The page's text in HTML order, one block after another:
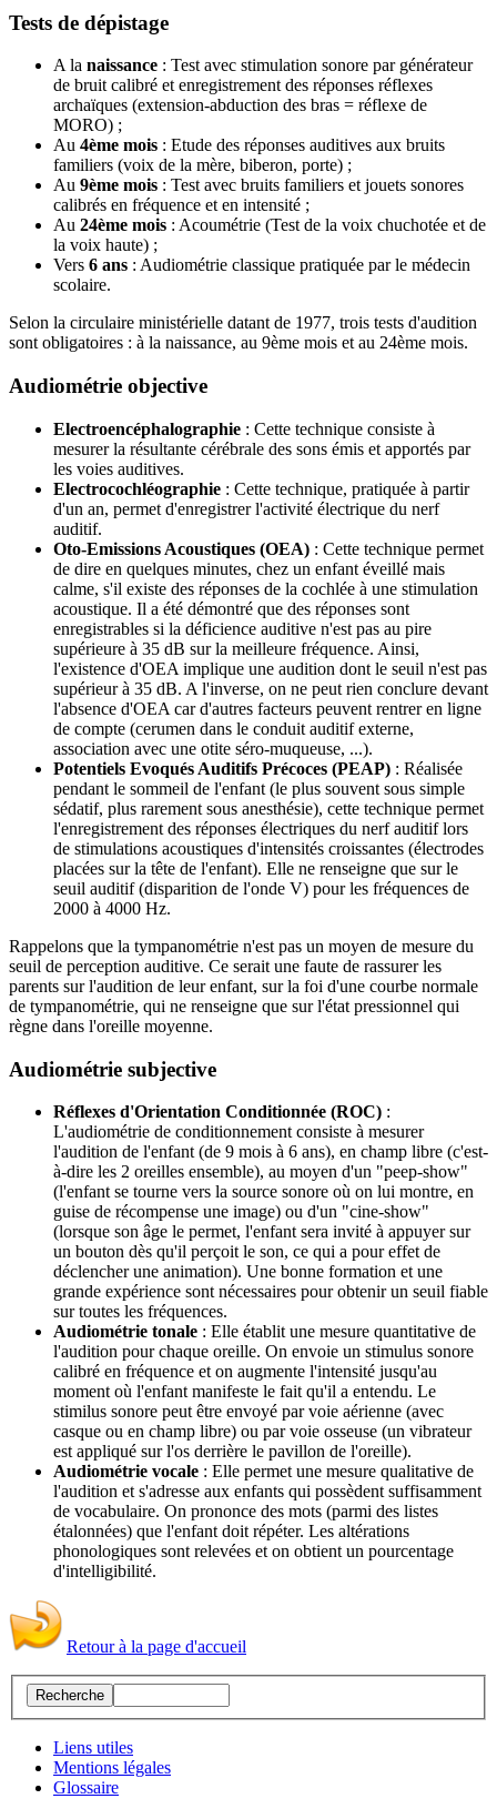
Tests de dépistage
A la naissance : Test avec stimulation sonore par générateur
de bruit calibré et enregistrement des réponses réflexes
archaïques (extension-abduction des bras = réflexe de
MORO) ;
Au 4ème mois : Etude des réponses auditives aux bruits
familiers (voix de la mère, biberon, porte) ;
Au 9ème mois : Test avec bruits familiers et jouets sonores
calibrés en fréquence et en intensité ;
Au 24ème mois : Acoumétrie (Test de la voix chuchotée et de
la voix haute) ;
Vers 6 ans : Audiométrie classique pratiquée par le médecin
scolaire.
Selon la circulaire ministérielle datant de 1977, trois tests d'audition
sont obligatoires : à la naissance, au 9ème mois et au 24ème mois.
Audiométrie objective
Electroencéphalographie : Cette technique consiste à
mesurer la résultante cérébrale des sons émis et apportés par
les voies auditives.
Electrocochléographie : Cette technique, pratiquée à partir
d'un an, permet d'enregistrer l'activité électrique du nerf
auditif.
Oto-Emissions Acoustiques (OEA) : Cette technique permet
de dire en quelques minutes, chez un enfant éveillé mais
calme, s'il existe des réponses de la cochlée à une stimulation
acoustique. Il a été démontré que des réponses sont
enregistrables si la déficience auditive n'est pas au pire
supérieure à 35 dB sur la meilleure fréquence. Ainsi,
l'existence d'OEA implique une audition dont le seuil n'est pas
supérieur à 35 dB. A l'inverse, on ne peut rien conclure devant
l'absence d'OEA car d'autres facteurs peuvent rentrer en ligne
de compte (cerumen dans le conduit auditif externe,
association avec une otite séro-muqueuse, ...).
Potentiels Evoqués Auditifs Précoces (PEAP) : Réalisée
pendant le sommeil de l'enfant (le plus souvent sous simple
sédatif, plus rarement sous anesthésie), cette technique permet
l'enregistrement des réponses électriques du nerf auditif lors
de stimulations acoustiques d'intensités croissantes (électrodes
placées sur la tête de l'enfant). Elle ne renseigne que sur le
seuil auditif (disparition de l'onde V) pour les fréquences de
2000 à 4000 Hz.
Rappelons que la tympanométrie n'est pas un moyen de mesure du
seuil de perception auditive. Ce serait une faute de rassurer les
parents sur l'audition de leur enfant, sur la foi d'une courbe normale
de tympanométrie, qui ne renseigne que sur l'état pressionnel qui
règne dans l'oreille moyenne.
Audiométrie subjective
Réflexes d'Orientation Conditionnée (ROC) :
L'audiométrie de conditionnement consiste à mesurer
l'audition de l'enfant (de 9 mois à 6 ans), en champ libre (c'est-
à-dire les 2 oreilles ensemble), au moyen d'un "peep-show"
(l'enfant se tourne vers la source sonore où on lui montre, en
guise de récompense une image) ou d'un "cine-show"
(lorsque son âge le permet, l'enfant sera invité à appuyer sur
un bouton dès qu'il perçoit le son, ce qui a pour effet de
déclencher une animation). Une bonne formation et une
grande expérience sont nécessaires pour obtenir un seuil fiable
sur toutes les fréquences.
Audiométrie tonale : Elle établit une mesure quantitative de
l'audition pour chaque oreille. On envoie un stimulus sonore
calibré en fréquence et on augmente l'intensité jusqu'au
moment où l'enfant manifeste le fait qu'il a entendu. Le
stimilus sonore peut être envoyé par voie aérienne (avec
casque ou en champ libre) ou par voie osseuse (un vibrateur
est appliqué sur l'os derrière le pavillon de l'oreille).
Audiométrie vocale : Elle permet une mesure qualitative de
l'audition et s'adresse aux enfants qui possèdent suffisamment
de vocabulaire. On prononce des mots (parmi des listes
étalonnées) que l'enfant doit répéter. Les altérations
phonologiques sont relevées et on obtient un pourcentage
d'intelligibilité.
Retour à la page d'accueil
Liens utiles
Mentions légales
Glossaire